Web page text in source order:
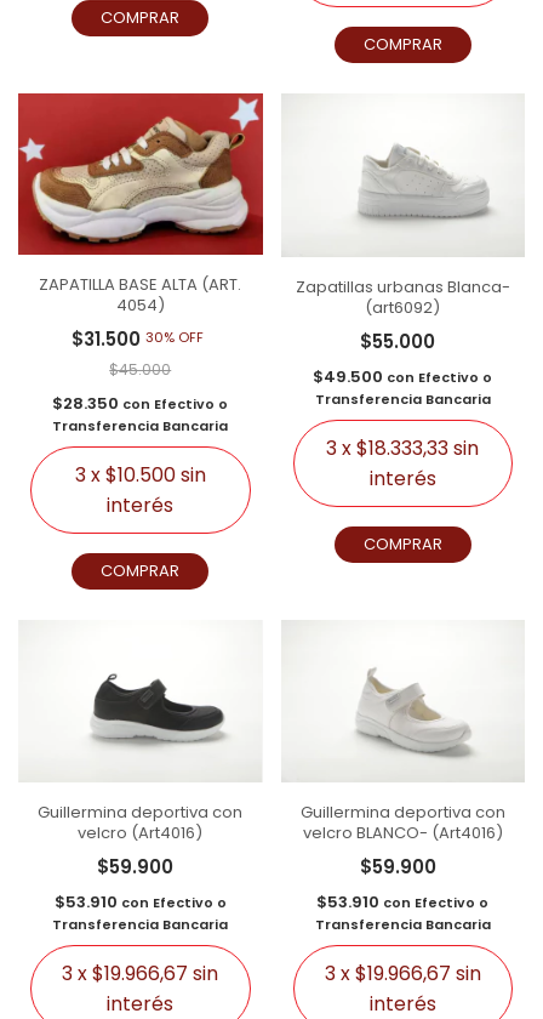
COMPRAR
COMPRAR
ZAPATILLA BASE ALTA (ART.
4054)
$31.50030% OFF
$45.000
$28.350 con Efectivo o
Transferencia Bancaria
3x$10.500sin
interés
COMPRAR
Zapatillas urbanas Blanca-
(art6092)
$55.000
$49.500 con Efectivo o
Transferencia Bancaria
3x$18.333,33sin
interés
COMPRAR
Guillermina deportiva con
velcro (Art4016)
$59.900
$53.910 con Efectivo o
Transferencia Bancaria
3x$19.966,67 sin
interés
Guillermina deportiva con
velcro BLANCO- (Art4016)
$59.900
$53.910 con Efectivo o
Transferencia Bancaria
3x$19.966,67 sin
interés